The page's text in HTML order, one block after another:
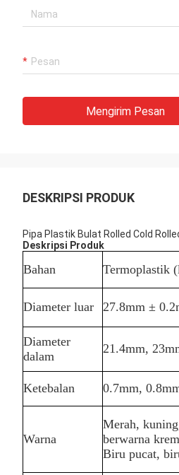
Mengirim Pesan
DESKRIPSI PRODUK
Pipa Plastik Bulat Rolled Cold
Deskripsi Produk
Bahan Termoplastik
Diameter luar 27.8mm ±
Diameter
dalam
21.4mm,
Ketebalan 0.7mm,
Warna
Merah,
berwarna
Biru pucat,